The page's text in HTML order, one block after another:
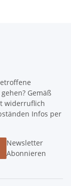
Gemäß
widerruflich
Infos per
Newsletter
Abonnieren